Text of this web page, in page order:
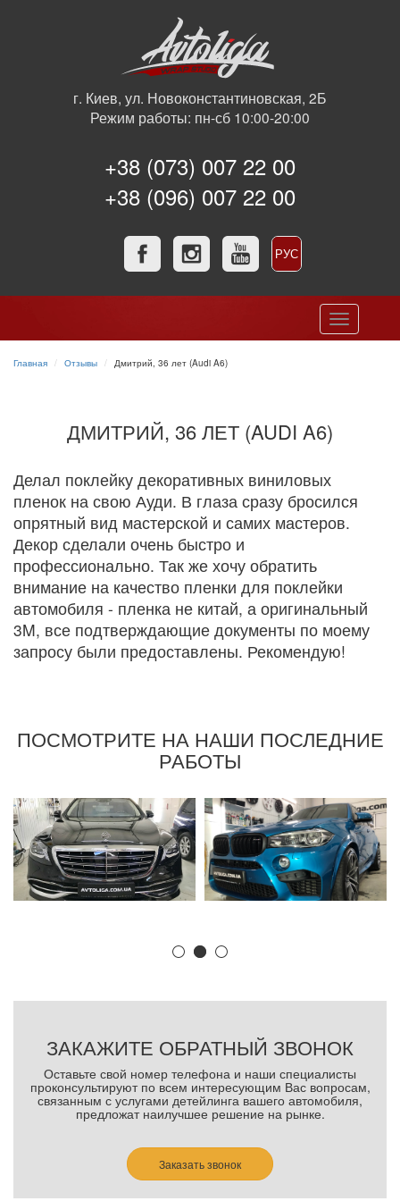
г. Киев, ул. Новоконстантиновская, 2Б
Режим работы: пн-сб 10:00-20:00
+38 (073) 007 22 00
+38 (096) 007 22 00
РУС
Toggle
navigation
Главная Отзывы Дмитрий, 36 лет (Audi A6)
ДМИТРИЙ, 36 ЛЕТ (AUDI A6)
Делал поклейку декоративных виниловых
пленок на свою Ауди. В глаза сразу бросился
опрятный вид мастерской и самих мастеров.
Декор сделали очень быстро и
профессионально. Так же хочу обратить
внимание на качество пленки для поклейки
автомобиля - пленка не китай, а оригинальный
3M, все подтверждающие документы по моему
запросу были предоставлены. Рекомендую!
ПОСМОТРИТЕ НА НАШИ ПОСЛЕДНИЕ
РАБОТЫ
ЗАКАЖИТЕ ОБРАТНЫЙ ЗВОНОК
Оставьте свой номер телефона и наши специалисты
проконсультируют по всем интересующим Вас вопросам,
связанным с услугами детейлинга вашего автомобиля,
предложат наилучшее решение на рынке.
Заказать звонок